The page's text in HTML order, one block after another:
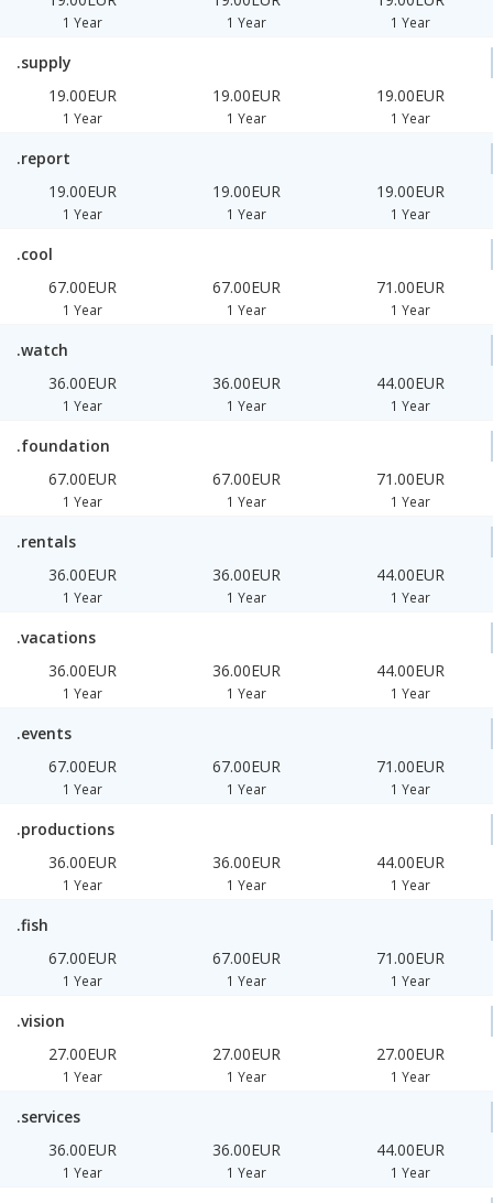
1 Year 1 Year 1 Year
.supply
19.00EUR
1 Year
19.00EUR
1 Year
19.00EUR
1 Year
.report
19.00EUR
1 Year
19.00EUR
1 Year
19.00EUR
1 Year
.cool
67.00EUR
1 Year
67.00EUR
1 Year
71.00EUR
1 Year
.watch
36.00EUR
1 Year
36.00EUR
1 Year
44.00EUR
1 Year
.foundation
67.00EUR
1 Year
67.00EUR
1 Year
71.00EUR
1 Year
.rentals
36.00EUR
1 Year
36.00EUR
1 Year
44.00EUR
1 Year
.vacations
36.00EUR
1 Year
36.00EUR
1 Year
44.00EUR
1 Year
.events
67.00EUR
1 Year
67.00EUR
1 Year
71.00EUR
1 Year
.productions
36.00EUR
1 Year
36.00EUR
1 Year
44.00EUR
1 Year
.fish
67.00EUR
1 Year
67.00EUR
1 Year
71.00EUR
1 Year
.vision
27.00EUR
1 Year
27.00EUR
1 Year
27.00EUR
1 Year
.services
36.00EUR
1 Year
36.00EUR
1 Year
44.00EUR
1 Year